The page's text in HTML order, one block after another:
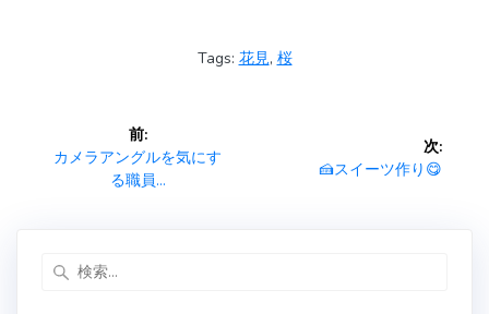
ok
itt
er
ai
l
Tags: 花見, 桜
前:
前
カメラアングルを気にす
る職員…
次:
次
🍰スイーツ作り😋